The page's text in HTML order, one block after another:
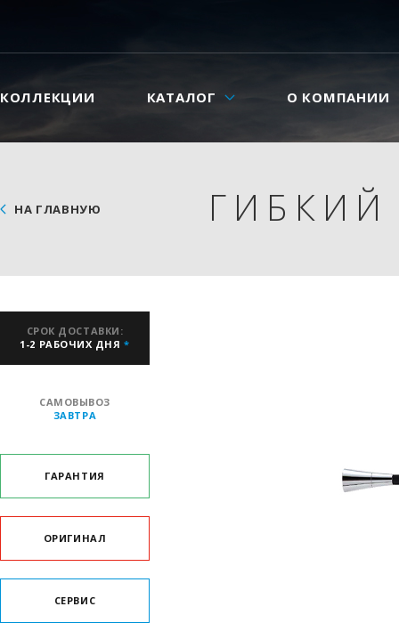
КОЛЛЕКЦИИ КАТАЛОГ О КОМПАНИИ
ГИБКИЙ
НА ГЛАВНУЮ
СРОК ДОСТАВКИ:
1-2 РАБОЧИХ ДНЯ*
САМОВЫВОЗ
ЗАВТРА
ГАРАНТИЯ
ОРИГИНАЛ
СЕРВИС